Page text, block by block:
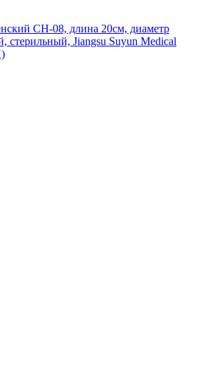
CH-08, длина 20см, диаметр
стерильный, Jiangsu Suyun Medical